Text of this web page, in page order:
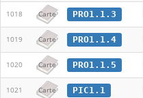
1018 Carte PRO1.1.3
1019 Carte PRO1.1.4
1020 Carte PRO1.1.5
1021 Carte PIC1.1